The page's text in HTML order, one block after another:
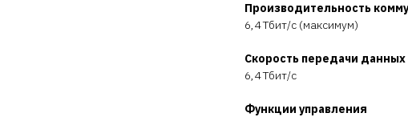
Производительность
6,4 Тбит/с (максимум)
Скорость передачи
6,4 Тбит/с
Функции управления